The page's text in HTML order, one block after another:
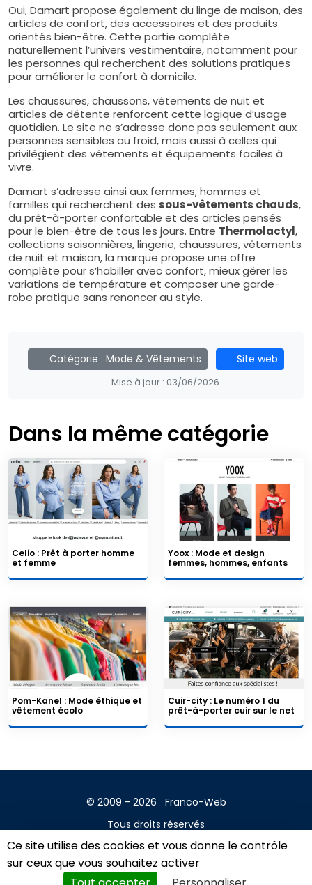
Ce site utilise des cookies et vous donne le contrôle
sur ceux que vous souhaitez activer
Oui, Damart propose également du linge de maison, des
articles de confort, des accessoires et des produits
orientés bien-être. Cette partie complète
naturellement l’univers vestimentaire, notamment pour
les personnes qui recherchent des solutions pratiques
pour améliorer le confort à domicile.
Les chaussures, chaussons, vêtements de nuit et
articles de détente renforcent cette logique d’usage
quotidien. Le site ne s’adresse donc pas seulement aux
personnes sensibles au froid, mais aussi à celles qui
privilégient des vêtements et équipements faciles à
vivre.
Damart s’adresse ainsi aux femmes, hommes et
familles qui recherchent des sous-vêtements chauds,
du prêt-à-porter confortable et des articles pensés
pour le bien-être de tous les jours. Entre Thermolactyl,
collections saisonnières, lingerie, chaussures, vêtements
de nuit et maison, la marque propose une offre
complète pour s’habiller avec confort, mieux gérer les
variations de température et composer une garde-
robe pratique sans renoncer au style.
Catégorie : Mode & Vêtements Site web
Mise à jour : 03/06/2026
Dans la même catégorie
Celio : Prêt à porter homme
et femme
Yoox : Mode et design
femmes, hommes, enfants
Pom-Kanel : Mode éthique et
vêtement écolo
Cuir-city : Le numéro 1 du
prêt-à-porter cuir sur le net
© 2009 - 2026
Franco-Web
Tous droits réservés
Contact
Mentions légales